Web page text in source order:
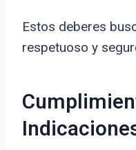
Estos deberes
respetuoso y